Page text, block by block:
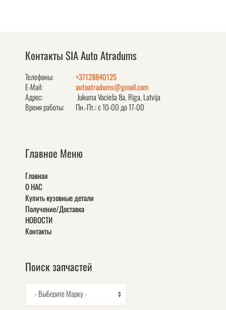
Контакты SIA Auto Atradums
Телефоны:
+37128840125
E-Mail:
autoatradums@gmail.com
Адрес:
Jukuma Vacieša 8a, Rīga, Latvija
Время работы:
Пн.-Пт.: с 10-00 до 17-00
Главное Меню
Главная
О НАС
Купить кузовные детали
Получение/Доставка
НОВОСТИ
Контакты
Поиск запчастей
- Выберите Марку -